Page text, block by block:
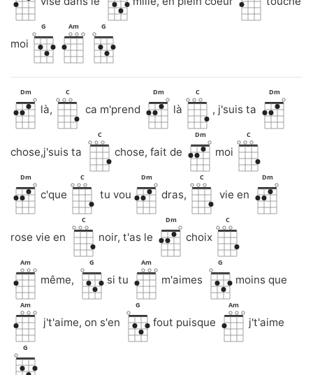
moi
G Am G
Dm
là,
C
ca m'prend
Dm
là
C
, j'suis ta
Dm
chose,j'suis ta
C
chose, fait de
Dm
moi
C
Dm
c'que
C
tu vou
Dm
dras,
C
vie en
Dm
rose vie en
C
noir, t'as le
Dm
choix
C
Am
même,
G
si tu
Am
m'aimes
G
moins que
Am
j't'aime, on s'en
G
fout puisque
Am
j't'aime
G